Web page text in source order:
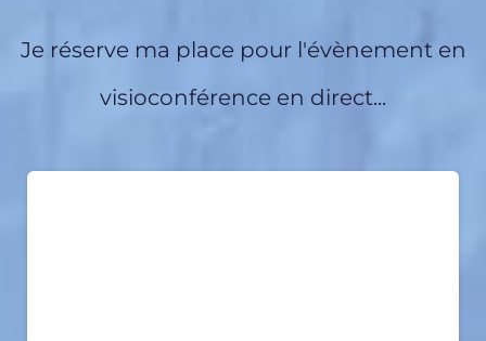
Je réserve ma place pour l'évènement en
visioconférence en direct...